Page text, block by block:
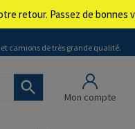
camions de très grande qualité.
Mon compte
retour. Passez de bonnes